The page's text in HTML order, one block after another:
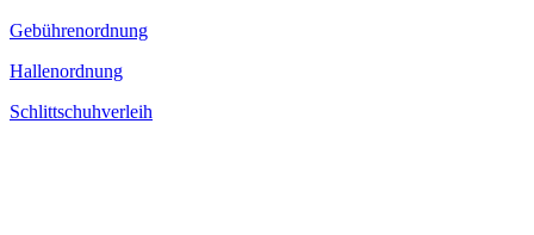
Gebührenordnung
Hallenordnung
Schlittschuhverleih